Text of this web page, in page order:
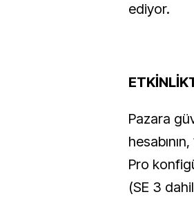
ediyor.
Pazara
Pro
(SE 3